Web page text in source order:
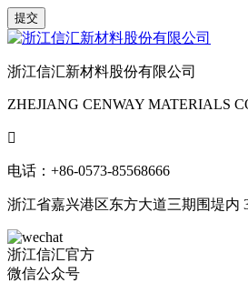
浙江信汇新材料股份有限公司
ZHEJIANG CENWAY MATERIALS

电话：+86-0573-85568666
浙江省嘉兴港区东方大道三期围堤内
浙江信汇官方
微信公众号